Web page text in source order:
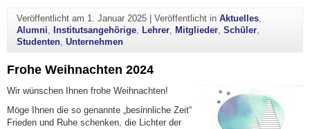
Veröffentlicht am 1. Januar 2025| Veröffentlicht in Aktuelles,
Alumni, Institutsangehörige, Lehrer, Mitglieder, Schüler,
Studenten, Unternehmen
Frohe Weihnachten 2024
Wir wünschen Ihnen frohe Weihnachten!
Möge Ihnen die so genannte „besinnliche Zeit“
Frieden und Ruhe schenken, die Lichter der